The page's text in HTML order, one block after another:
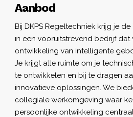
Aanbod
Bij DKPS Regeltechniek krijg je
in een vooruitstrevend bedrijf
ontwikkeling van intelligente
Je krijgt alle ruimte om je
te ontwikkelen en bij te dragen
innovatieve oplossingen. We
collegiale werkomgeving waar
persoonlijke ontwikkeling